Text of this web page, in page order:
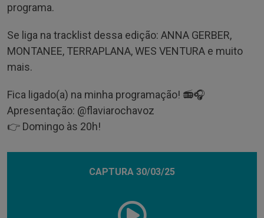
programa.
Se liga na tracklist dessa edição: ANNA GERBER,
MONTANEE, TERRAPLANA, WES VENTURA e muito
mais.
Fica ligado(a) na minha programação! 📻🎧
Apresentação: @‌flaviarochavoz
👉 Domingo às 20h!
CAPTURA 30/03/25